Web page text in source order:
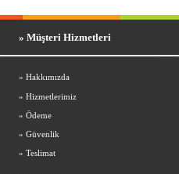
» Müşteri Hizmetleri
» Hakkımızda
» Hizmetlerimiz
» Ödeme
» Güvenlik
» Teslimat